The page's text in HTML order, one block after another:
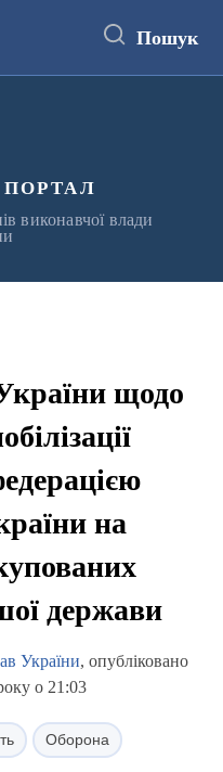
Пошук
виконавчої влади
щодо
на
держави
України, опубліковано
о 21:03
Оборона